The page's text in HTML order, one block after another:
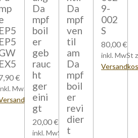
EP5
EP5
EX5
€
MwSt zzgl.
Da
mpf
boil
er
geb
rauc
ht
ger
eini
gt
20,00 €
inkl. MwSt zzgl.
Da
mpf
ven
til
am
Da
mpf
boil
er
revi
dier
t
9-
002
S
80,00 €
inkl. MwSt